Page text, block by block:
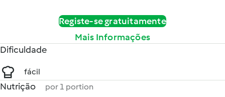
Registe-se gratuitamente
Mais Informações
Dificuldade
fácil
Nutrição por 1 portion